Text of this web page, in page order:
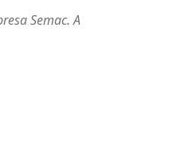
Longitudinal Elena One
qualidade às peças
SEMAC, desde a negociação
por ela representadas.